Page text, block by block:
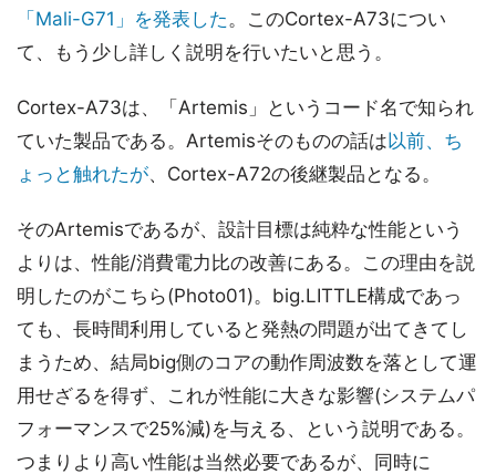
「Mali-G71」を発表した。このCortex-A73につい
て、もう少し詳しく説明を行いたいと思う。
Cortex-A73は、「Artemis」というコード名で知られ
ていた製品である。Artemisそのものの話は以前、ち
ょっと触れたが、Cortex-A72の後継製品となる。
そのArtemisであるが、設計目標は純粋な性能という
よりは、性能/消費電力比の改善にある。この理由を説
明したのがこちら(Photo01)。big.LITTLE構成であっ
ても、長時間利用していると発熱の問題が出てきてし
まうため、結局big側のコアの動作周波数を落として運
用せざるを得ず、これが性能に大きな影響(システムパ
フォーマンスで25%減)を与える、という説明である。
つまりより高い性能は当然必要であるが、同時に